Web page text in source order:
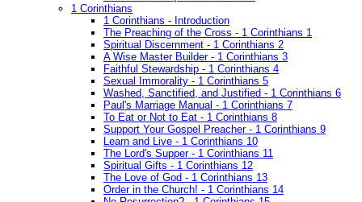
1 Corinthians
1 Corinthians - Introduction
The Preaching of the Cross - 1 Corinthians 1
Spiritual Discernment - 1 Corinthians 2
A Wise Master Builder - 1 Corinthians 3
Faithful Stewardship - 1 Corinthians 4
Sexual Immorality - 1 Corinthians 5
Washed, Sanctified, and Justified - 1 Corinthians 6
Paul's Marriage Manual - 1 Corinthians 7
To Eat or Not to Eat - 1 Corinthians 8
Support Your Gospel Preacher - 1 Corinthians 9
Learn and Live - 1 Corinthians 10
The Lord's Supper - 1 Corinthians 11
Spiritual Gifts - 1 Corinthians 12
The Love of God - 1 Corinthians 13
Order in the Church! - 1 Corinthians 14